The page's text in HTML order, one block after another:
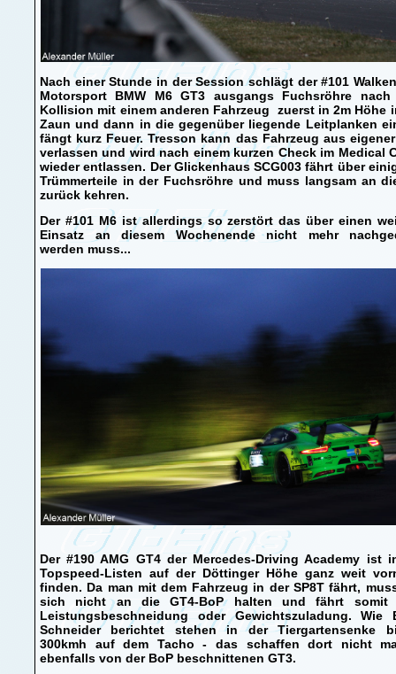
Nach einer Stunde in der Session schlägt der #101
Motorsport BMW M6 GT3 ausgangs Fuchsröhre nach
Kollision mit einem anderen Fahrzeug zuerst in 2m Höhe
Zaun und dann in die gegenüber liegende Leitplanken
fängt kurz Feuer. Tresson kann das Fahrzeug aus
verlassen und wird nach einem kurzen Check im Medical
wieder entlassen. Der Glickenhaus SCG003 fährt über
Trümmerteile in der Fuchsröhre und muss langsam an
zurück kehren.
Der #101 M6 ist allerdings so zerstört das über einen
Einsatz an diesem Wochenende nicht mehr
werden muss...
Der #190 AMG GT4 der Mercedes-Driving Academy ist
Topspeed-Listen auf der Döttinger Höhe ganz weit
finden. Da man mit dem Fahrzeug in der SP8T fährt,
sich nicht an die GT4-BoP halten und fährt somit
Leistungsbeschneidung oder Gewichtszuladung. Wie
Schneider berichtet stehen in der Tiergartensenke
300kmh auf dem Tacho - das schaffen dort nicht
ebenfalls von der BoP beschnittenen GT3.